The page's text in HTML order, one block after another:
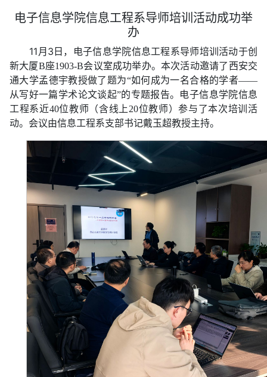
电子信息学院信息工程系导师培训活动成功举
办
11月 3 日 ， 电子信息学院信息工程系导师培训活动于创
新大厦B座1903-B会议室成功举办。本次活动邀请了 西安交
通大学孟德宇教授做了题为“如何成为一名合格的学者——
从写好一篇学术论文谈起”的专题报告。电子信息学院信息
工程系近40位教师（含线上20位教师）参与了本次培训活
动。会议由信息工程系支部书记戴玉超教授主持。